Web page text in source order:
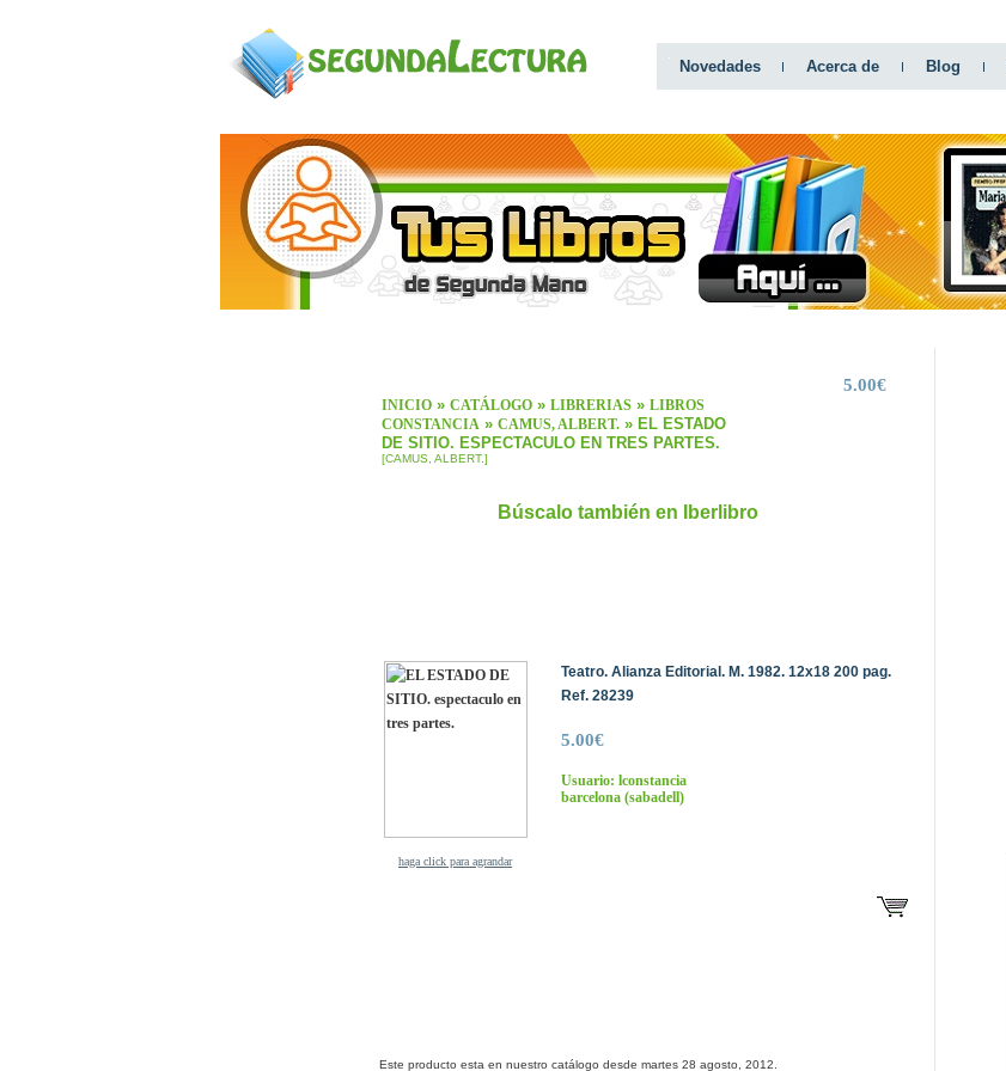
Novedades Acerca de Blog
INICIO» CATÁLOGO» LIBRERIAS» LIBROS
CONSTANCIA» CAMUS, ALBERT.» EL ESTADO
DE SITIO. ESPECTACULO EN TRES PARTES.
[CAMUS, ALBERT.]
5.00€
Búscalo también en Iberlibro
haga click para agrandar
Teatro. Alianza Editorial. M. 1982. 12x18 200 pag.
Ref. 28239
5.00€
Usuario: lconstancia
barcelona(sabadell)
Este producto esta en nuestro catálogo desde martes 28 agosto, 2012.